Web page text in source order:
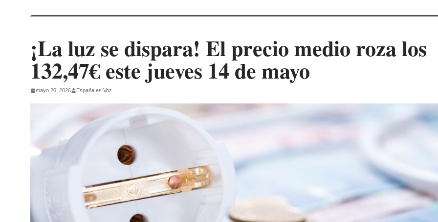
¡La luz se dispara! El precio medio roza los
132,47€ este jueves 14 de mayo
mayo 20, 2026 España es Voz